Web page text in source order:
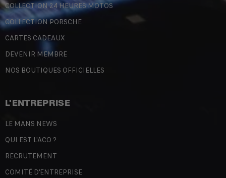
COLLECTION 24 HEURES MOTOS
COLLECTION PORSCHE
CARTES CADEAUX
DEVENIR MEMBRE
NOS BOUTIQUES OFFICIELLES
L'ENTREPRISE
LE MANS NEWS
QUI EST L'ACO ?
RECRUTEMENT
COMITÉ D'ENTREPRISE